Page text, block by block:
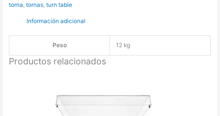
torna ,tornas ,turn table
Información adicional
Peso 12 kg
Productos relacionados